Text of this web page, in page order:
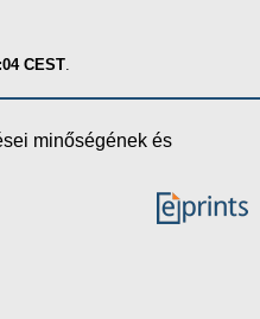
CEST
minőségének és